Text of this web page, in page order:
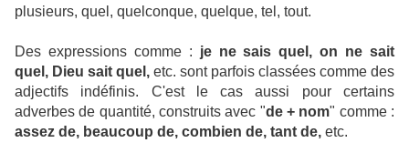
plusieurs, quel, quelconque, quelque, tel, tout.
Des expressions comme : je ne sais quel, on ne sait
quel, Dieu sait quel, etc. sont parfois classées comme des
adjectifs indéfinis. C'est le cas aussi pour certains
adverbes de quantité, construits avec "de + nom" comme :
assez de, beaucoup de, combien de, tant de, etc.